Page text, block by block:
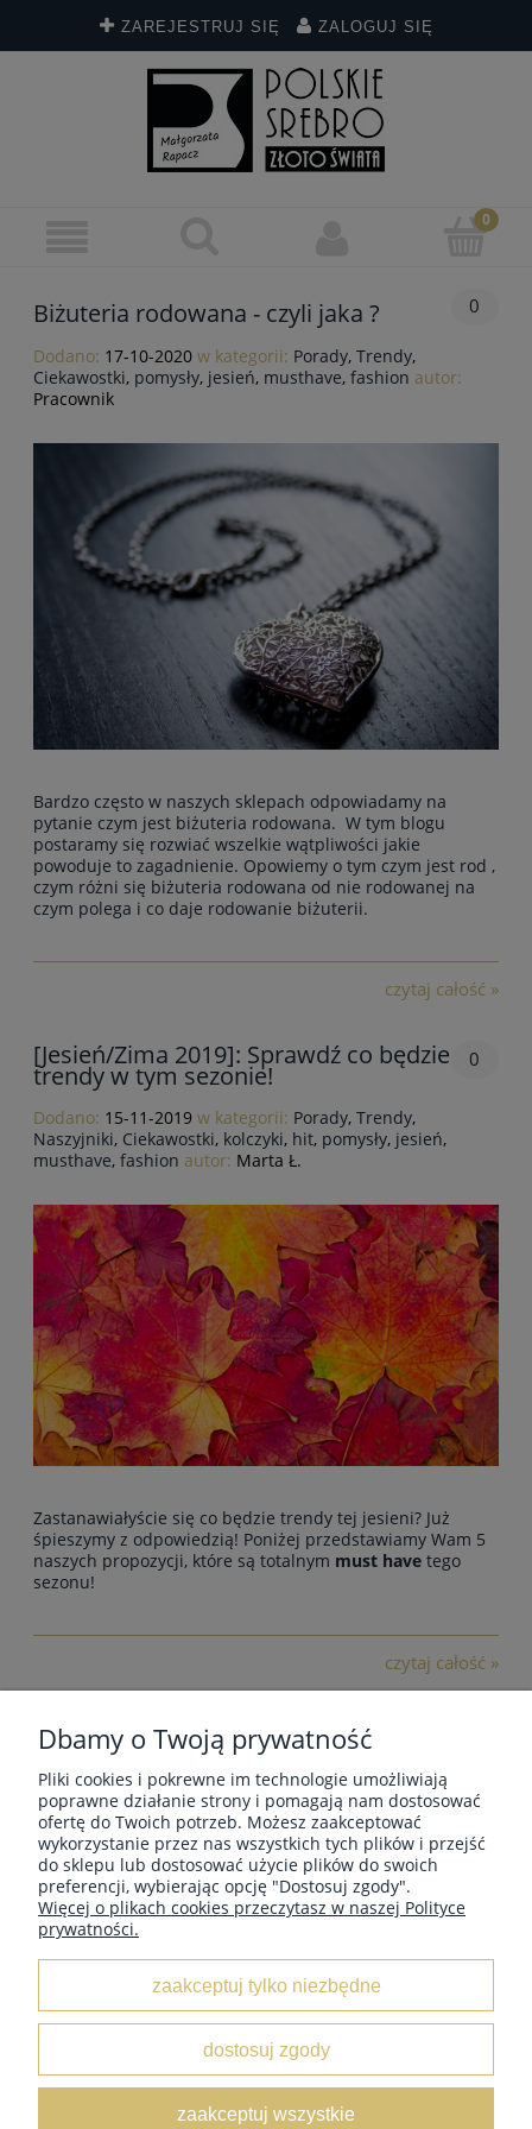
ZAREJESTRUJ SIĘ ZALOGUJ SIĘ
Biżuteria rodowana - czyli jaka ? 0
Dodano: 17-10-2020 w kategorii: Porady, Trendy,
Ciekawostki, pomysły, jesień, musthave, fashion autor:
Pracownik
Bardzo często w naszych sklepach odpowiadamy na
pytanie czym jest biżuteria rodowana. W tym blogu
postaramy się rozwiać wszelkie wątpliwości jakie
powoduje to zagadnienie. Opowiemy o tym czym jest rod ,
czym różni się biżuteria rodowana od nie rodowanej na
czym polega i co daje rodowanie biżuterii.
czytaj całość »
[Jesień/Zima 2019]: Sprawdź co będzie
trendy w tym sezonie!
0
Dodano: 15-11-2019 w kategorii: Porady, Trendy,
Naszyjniki, Ciekawostki, kolczyki, hit, pomysły, jesień,
musthave, fashion autor: Marta Ł.
Zastanawiałyście się co będzie trendy tej jesieni? Już
śpieszymy z odpowiedzią! Poniżej przedstawiamy Wam 5
naszych propozycji, które są totalnym must have tego
sezonu!
czytaj całość »
MOJE KONTO
PŁATNOŚCI I DOSTAWA
POMOC
SKLEPY STACJONARNE
Dbamy o Twoją prywatność
Pliki cookies i pokrewne im technologie umożliwiają
poprawne działanie strony i pomagają nam dostosować
ofertę do Twoich potrzeb. Możesz zaakceptować
wykorzystanie przez nas wszystkich tych plików i przejść
do sklepu lub dostosować użycie plików do swoich
preferencji, wybierając opcję "Dostosuj zgody".
Więcej o plikach cookies przeczytasz w naszej Polityce
prywatności.
zaakceptuj tylko niezbędne
dostosuj zgody
zaakceptuj wszystkie